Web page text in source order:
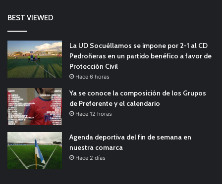
BEST VIEWED
La UD Socuéllamos se impone por 2-1 al CD
Pedroñeras en un partido benéfico a favor de
Protección Civil
Hace 6 horas
Ya se conoce la composición de los Grupos
de Preferente y el calendario
Hace 12 horas
Agenda deportiva del fin de semana en
nuestra comarca
Hace 2 días